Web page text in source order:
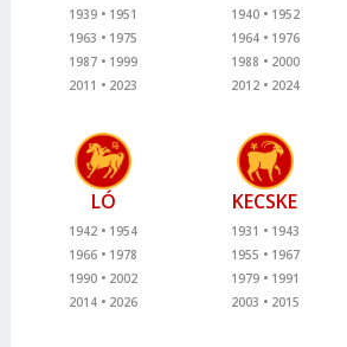
1939
1951
1963
1975
1987
1999
2011
2023
1940
1952
1964
1976
1988
2000
2012
2024
LÓ
1942
1954
1966
1978
1990
2002
2014
2026
KECSKE
1931
1943
1955
1967
1979
1991
2003
2015